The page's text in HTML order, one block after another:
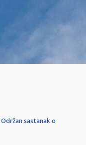
Održan sastanak o